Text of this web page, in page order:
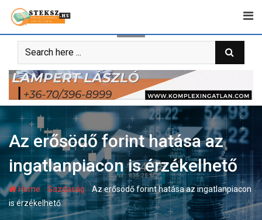
content
Az erősödő forint hatása az
ingatlanpiacon is érzékelhető
Home-Gazdaság-Az erősödő forint hatása az ingatlanpiacon
is érzékelhető